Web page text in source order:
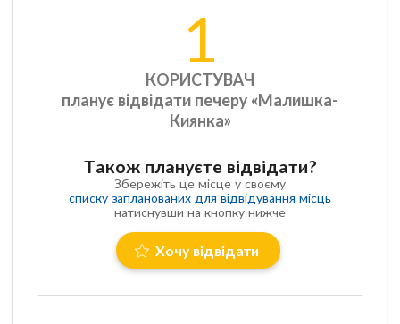
1
КОРИСТУВАЧ
планує відвідати печеру «Малишка-
Киянка»
Також плануєте відвідати?
Збережіть це місце у своєму
списку запланованих для відвідування місць
натиснувши на кнопку нижче
Хочу відвідати